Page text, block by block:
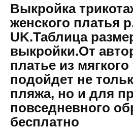
Выкройка
женского платья
UK.Таблица
выкройки.От
платье из
подойдет не
пляжа, но и для
повседневного
бесплатно